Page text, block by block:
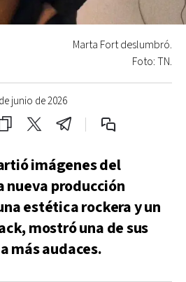
junio de 2026
Marta Fort deslumbró.
Foto: TN.
imágenes del
nueva producción
estética rockera y un
mostró una de sus
más audaces.